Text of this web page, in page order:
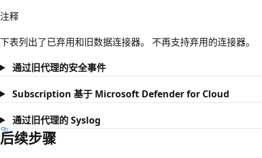
注释
下表列出了已弃用和旧数据连接器。 不再支持弃用的连接器。
通过旧代理的安全事件
Subscription 基于 Microsoft Defender for Cloud
通过旧代理的 Syslog
后续步骤